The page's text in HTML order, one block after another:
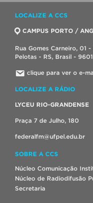
LOCALIZE A CCS
CAMPUS PORTO /
Rua Gomes Carneiro, 01
Pelotas - RS, Brasil -
clique para ver o e-
LOCALIZE A RÁDIO
LYCEU RIO-GRANDENSE
Praça 7 de Julho, 180
federalfm@ufpel.edu.br
SOBRE A CCS
Núcleo Comunicação
Núcleo de Radiodifusão
Secretaria